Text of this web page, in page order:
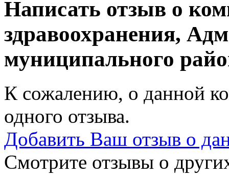
Написать отзыв о
здравоохранения,
муниципального
К сожалению, о данной
одного отзыва.
Добавить Ваш отзыв о
Смотрите отзывы о